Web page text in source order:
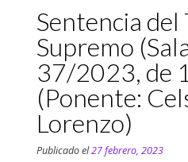
Sentencia del
Supremo
37/2023, de
(Ponente:
Lorenzo)
Publicado el27 febrero, 2023